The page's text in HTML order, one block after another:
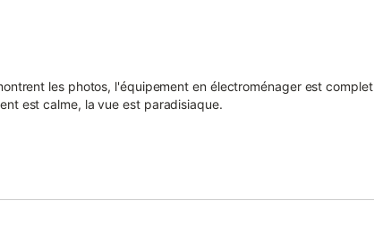
les photos, l'équipement en électroménager est complet
est calme, la vue est paradisiaque.